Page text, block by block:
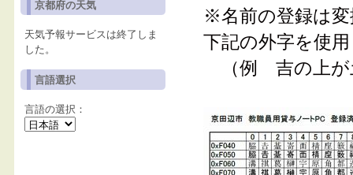
京都府の天気
天気予報サービスは終了しま
した。
言語選択
言語の選択：
※名前の登録は変
下記の外字を使
（例 吉の上が